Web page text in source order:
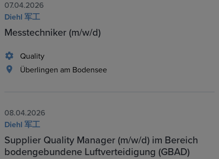
07.04.2026
Diehl 军工
Messtechniker (m/w/d)
Quality
Überlingen am Bodensee
08.04.2026
Diehl 军工
Supplier Quality Manager (m/w/d) im Bereich
bodengebundene Luftverteidigung (GBAD)